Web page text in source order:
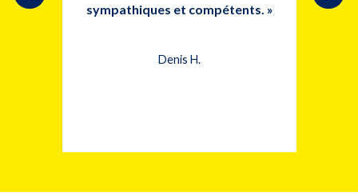
et a
sympathiques et compétents. »
Denis H.